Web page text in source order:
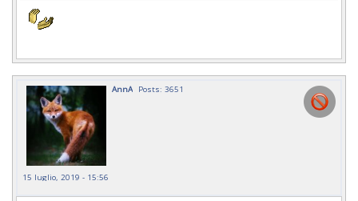
AnnA Posts: 3651
15 luglio, 2019 - 15:56